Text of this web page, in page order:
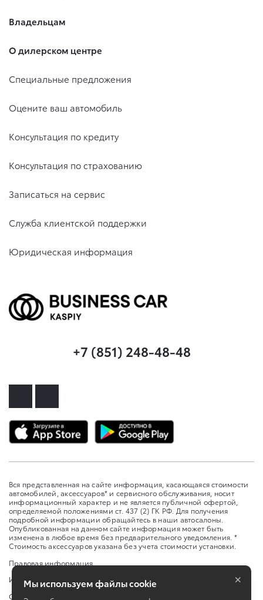
Владельцам
О дилерском центре
Специальные предложения
Оцените ваш автомобиль
Консультация по кредиту
Консультация по страхованию
Записаться на сервис
Служба клиентской поддержки
Юридическая информация
+7 (851) 248-48-48
Вся представленная на сайте информация, касающаяся стоимости
автомобилей, аксессуаров* и сервисного обслуживания, носит
информационный характер и не является публичной офертой,
определяемой положениями ст. 437 (2) ГК РФ. Для получения
подробной информации обращайтесь в наши автосалоны.
Опубликованная на данном сайте информация может быть
изменена в любое время без предварительного уведомления. *
Стоимость аксессуаров указана без учета стоимости установки.
Правовая информация
Изменить настройку cookies
Сбросить cookie
Мы используем файлы cookie ×